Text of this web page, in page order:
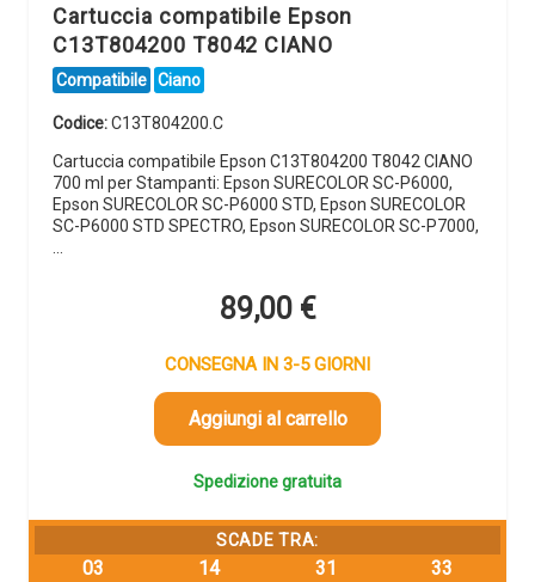
Cartuccia compatibile Epson
C13T804200 T8042 CIANO
Compatibile Ciano
Codice:C13T804200.C
Cartuccia compatibile Epson C13T804200 T8042 CIANO
700 ml per Stampanti: Epson SURECOLOR SC-P6000,
Epson SURECOLOR SC-P6000 STD, Epson SURECOLOR
SC-P6000 STD SPECTRO, Epson SURECOLOR SC-P7000,
89,00 €
CONSEGNA IN 3-5 GIORNI
Aggiungi al carrello
Spedizione gratuita
SCADE TRA:
03 14 31 32